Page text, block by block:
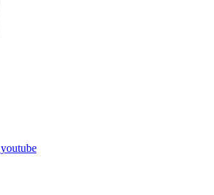
youtube